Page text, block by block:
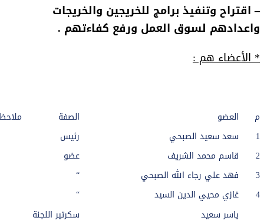
– اقتراح وتنفيذ برامج للخريجين والخريجات
واعدادهم لسوق العمل ورفع كفاءتهم .
* الأعضاء هم :
م العضو الصفة
1
سعد سعيد الصبحي
رئيس
2
قاسم محمد الشريف
عضو
3
فهد علي رجاء الله الصبحي
“
4
غازي محيي الدين السيد
“
ياسر سعيد
سكرتير اللجنة